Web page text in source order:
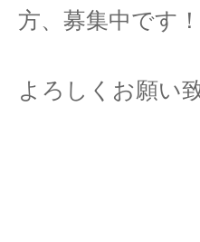
方、募集中です！
よろしくお願い